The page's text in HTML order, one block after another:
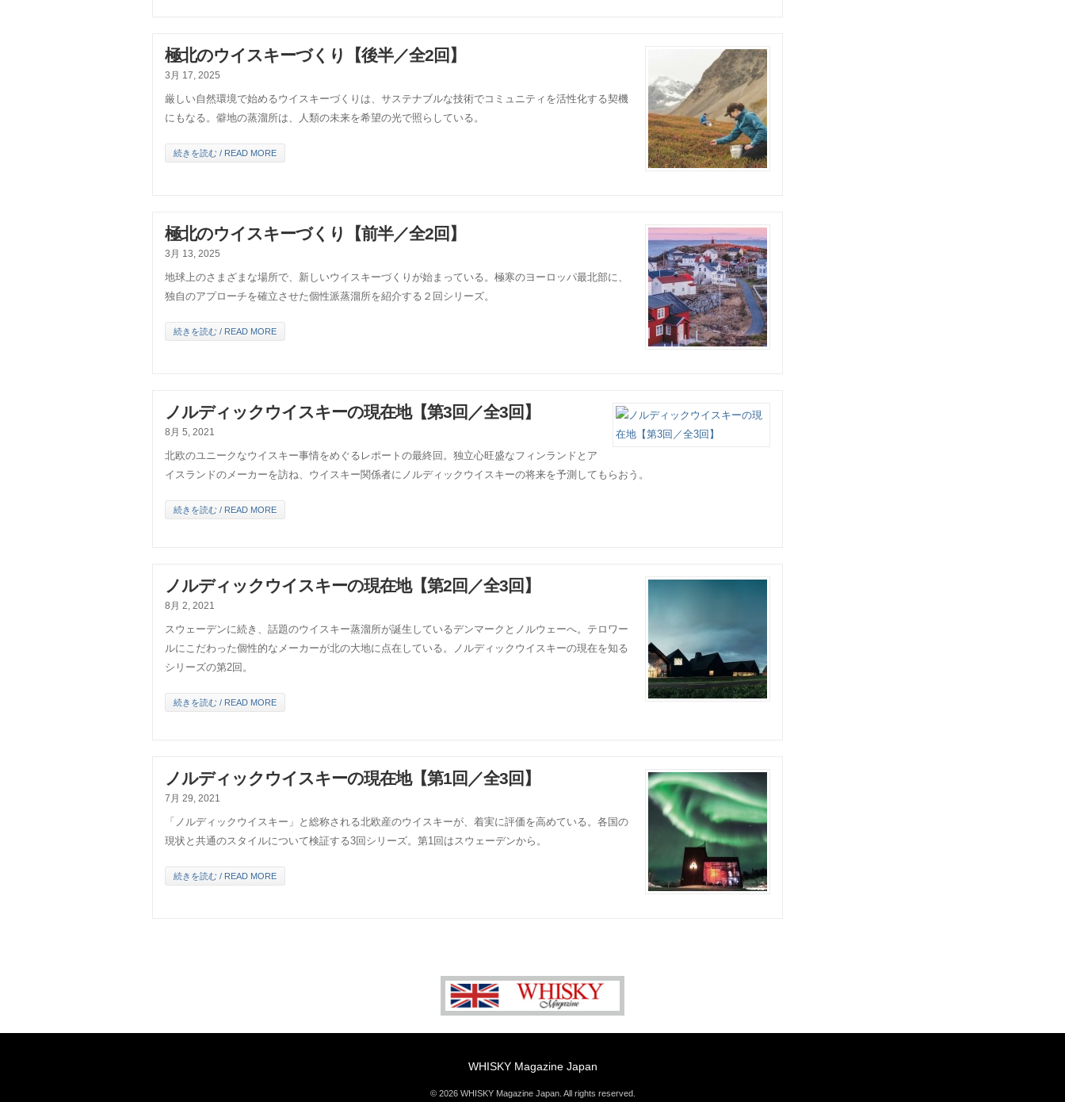
極北のウイスキーづくり【後半／全2回】
3月 17, 2025
厳しい自然環境で始めるウイスキーづくりは、サステナブルな技術でコミュニティを活性化する契機
にもなる。僻地の蒸溜所は、人類の未来を希望の光で照らしている。
続きを読む / READ MORE
極北のウイスキーづくり【前半／全2回】
3月 13, 2025
地球上のさまざまな場所で、新しいウイスキーづくりが始まっている。極寒のヨーロッパ最北部に、
独自のアプローチを確立させた個性派蒸溜所を紹介する２回シリーズ。
続きを読む / READ MORE
ノルディックウイスキーの現在地【第3回／全3回】
8月 5, 2021
北欧のユニークなウイスキー事情をめぐるレポートの最終回。独立心旺盛なフィンランドとア
イスランドのメーカーを訪ね、ウイスキー関係者にノルディックウイスキーの将来を予測してもらおう。
続きを読む / READ MORE
ノルディックウイスキーの現在地【第2回／全3回】
8月 2, 2021
スウェーデンに続き、話題のウイスキー蒸溜所が誕生しているデンマークとノルウェーへ。テロワー
ルにこだわった個性的なメーカーが北の大地に点在している。ノルディックウイスキーの現在を知る
シリーズの第2回。
続きを読む / READ MORE
ノルディックウイスキーの現在地【第1回／全3回】
7月 29, 2021
「ノルディックウイスキー」と総称される北欧産のウイスキーが、着実に評価を高めている。各国の
現状と共通のスタイルについて検証する3回シリーズ。第1回はスウェーデンから。
続きを読む / READ MORE
WHISKY Magazine Japan
© 2026 WHISKY Magazine Japan. All rights reserved.